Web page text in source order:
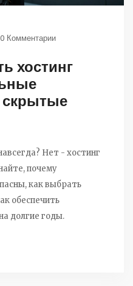
0 Комментарии
хостинг
Нет - хостинг
почему
как выбрать
обеспечить
долгие годы.